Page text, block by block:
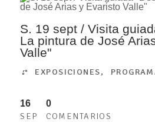
S. 19 sept / Visita
La pintura de José
Valle"
EXPOSICIONES,
16
SEP
0
COMENTARIOS